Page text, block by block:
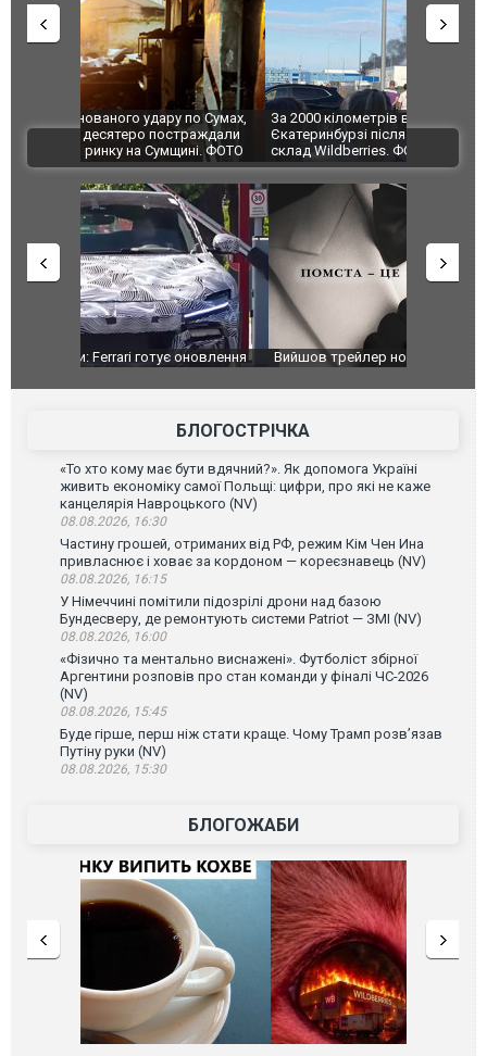
За 2000 кілометрів від кордону з Україною: в
Єкатеринбурзі після атаки дронів загорівся
склад Wildberries. ФОТО. ВІДЕО
"Мої
ВІДЕО
Вийшов трейлер нової екранізації легендарного
фільму "Афера Томаса Крауна"
БЛОГОСТРІЧКА
«То хто кому має бути вдячний?». Як допомога Україні
живить економіку самої Польщі: цифри, про які не каже
канцелярія Навроцького (NV)
08.08.2026, 16:30
Частину грошей, отриманих від РФ, режим Кім Чен Ина
привласнює і ховає за кордоном — кореєзнавець (NV)
08.08.2026, 16:15
У Німеччині помітили підозрілі дрони над базою
Бундесверу, де ремонтують системи Patriot — ЗМІ (NV)
08.08.2026, 16:00
«Фізично та ментально виснажені». Футболіст збірної
Аргентини розповів про стан команди у фіналі ЧС-2026
(NV)
08.08.2026, 15:45
Буде гірше, перш ніж стати краще. Чому Трамп розв’язав
Путіну руки (NV)
08.08.2026, 15:30
БЛОГОЖАБИ